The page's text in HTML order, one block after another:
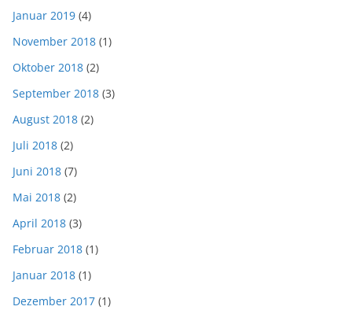
Januar 2019 (4)
November 2018 (1)
Oktober 2018 (2)
September 2018 (3)
August 2018 (2)
Juli 2018 (2)
Juni 2018 (7)
Mai 2018 (2)
April 2018 (3)
Februar 2018 (1)
Januar 2018 (1)
Dezember 2017 (1)